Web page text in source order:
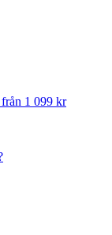
från 1 099 kr